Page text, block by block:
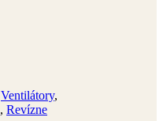
Ventilátory,
, Revízne